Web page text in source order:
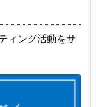
ィング活動をサ